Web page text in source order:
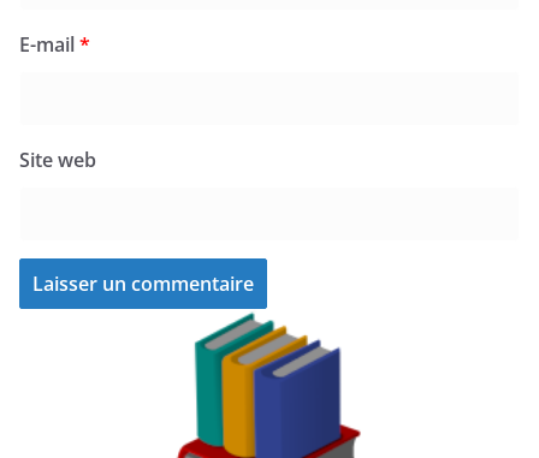
E-mail*
Site web